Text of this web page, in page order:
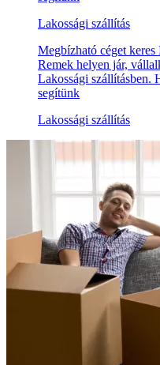
Lakossági szállítás
Megbízható céget keres
Remek helyen jár,
Lakossági szállításben.
segítünk
Lakossági szállítás